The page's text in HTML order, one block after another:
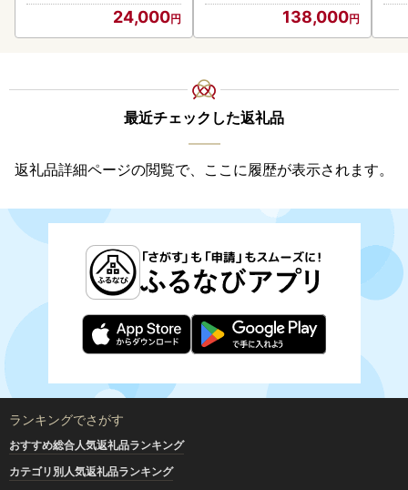
24,000 138,000
最近チェックした返礼品
返礼品詳細ページの閲覧で、ここに履歴が表示されます。
ランキングでさがす
おすすめ総合人気返礼品ランキング
カテゴリ別人気返礼品ランキング